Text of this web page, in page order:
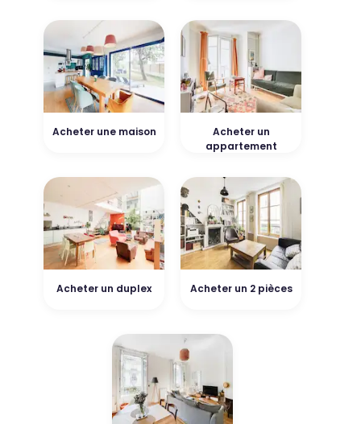
Acheter une maison
Acheter un
appartement
Acheter un duplex Acheter un 2 pièces